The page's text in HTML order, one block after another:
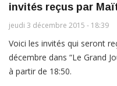
invités reçus par
jeudi 3 décembre 2015 - 18:39
Voici les invités qui seront
décembre dans “Le Grand
à partir de 18:50.